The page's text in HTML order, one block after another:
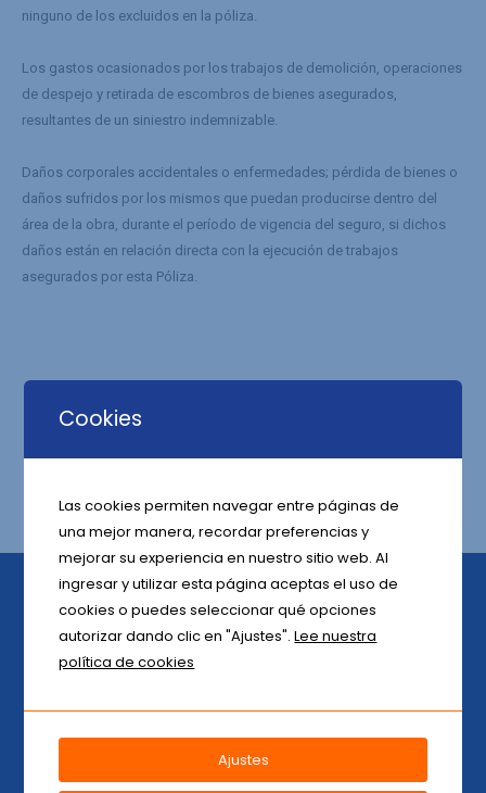
ninguno de los excluidos en la póliza.
Los gastos ocasionados por los trabajos de demolición, operaciones
de despejo y retirada de escombros de bienes asegurados,
resultantes de un siniestro indemnizable.
Daños corporales accidentales o enfermedades; pérdida de bienes o
daños sufridos por los mismos que puedan producirse dentro del
área de la obra, durante el período de vigencia del seguro, si dichos
daños están en relación directa con la ejecución de trabajos
asegurados por esta Póliza.
VazSegurosinicio sus actividades el 10 de febrero del 2003, desde
entonces nuestro principal objetivo es la satisfacción de nuestros
Cookies
Las cookies permiten navegar entre páginas de
una mejor manera, recordar preferencias y
mejorar su experiencia en nuestro sitio web. Al
ingresar y utilizar esta página aceptas el uso de
cookies o puedes seleccionar qué opciones
autorizar dando clic en "Ajustes".Lee nuestra
política de cookies
Ajustes